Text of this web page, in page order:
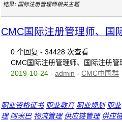
结果: 国际注册管理师相关主题
CMC国际注册管理师、国
0 个回复 - 34428 次查看
CMC国际注册管理师、国际注册
2019-10-24 -admin -CMC中国群
职业资格证书 职业教育 职业规划 职业
理 阿米巴 物流管理 供应链管理 供应